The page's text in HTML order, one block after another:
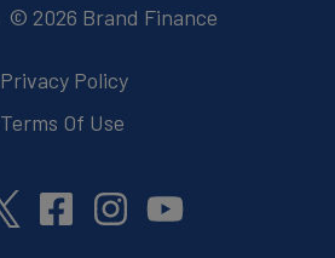
© 2026 Brand Finance
Privacy Policy
Terms Of Use